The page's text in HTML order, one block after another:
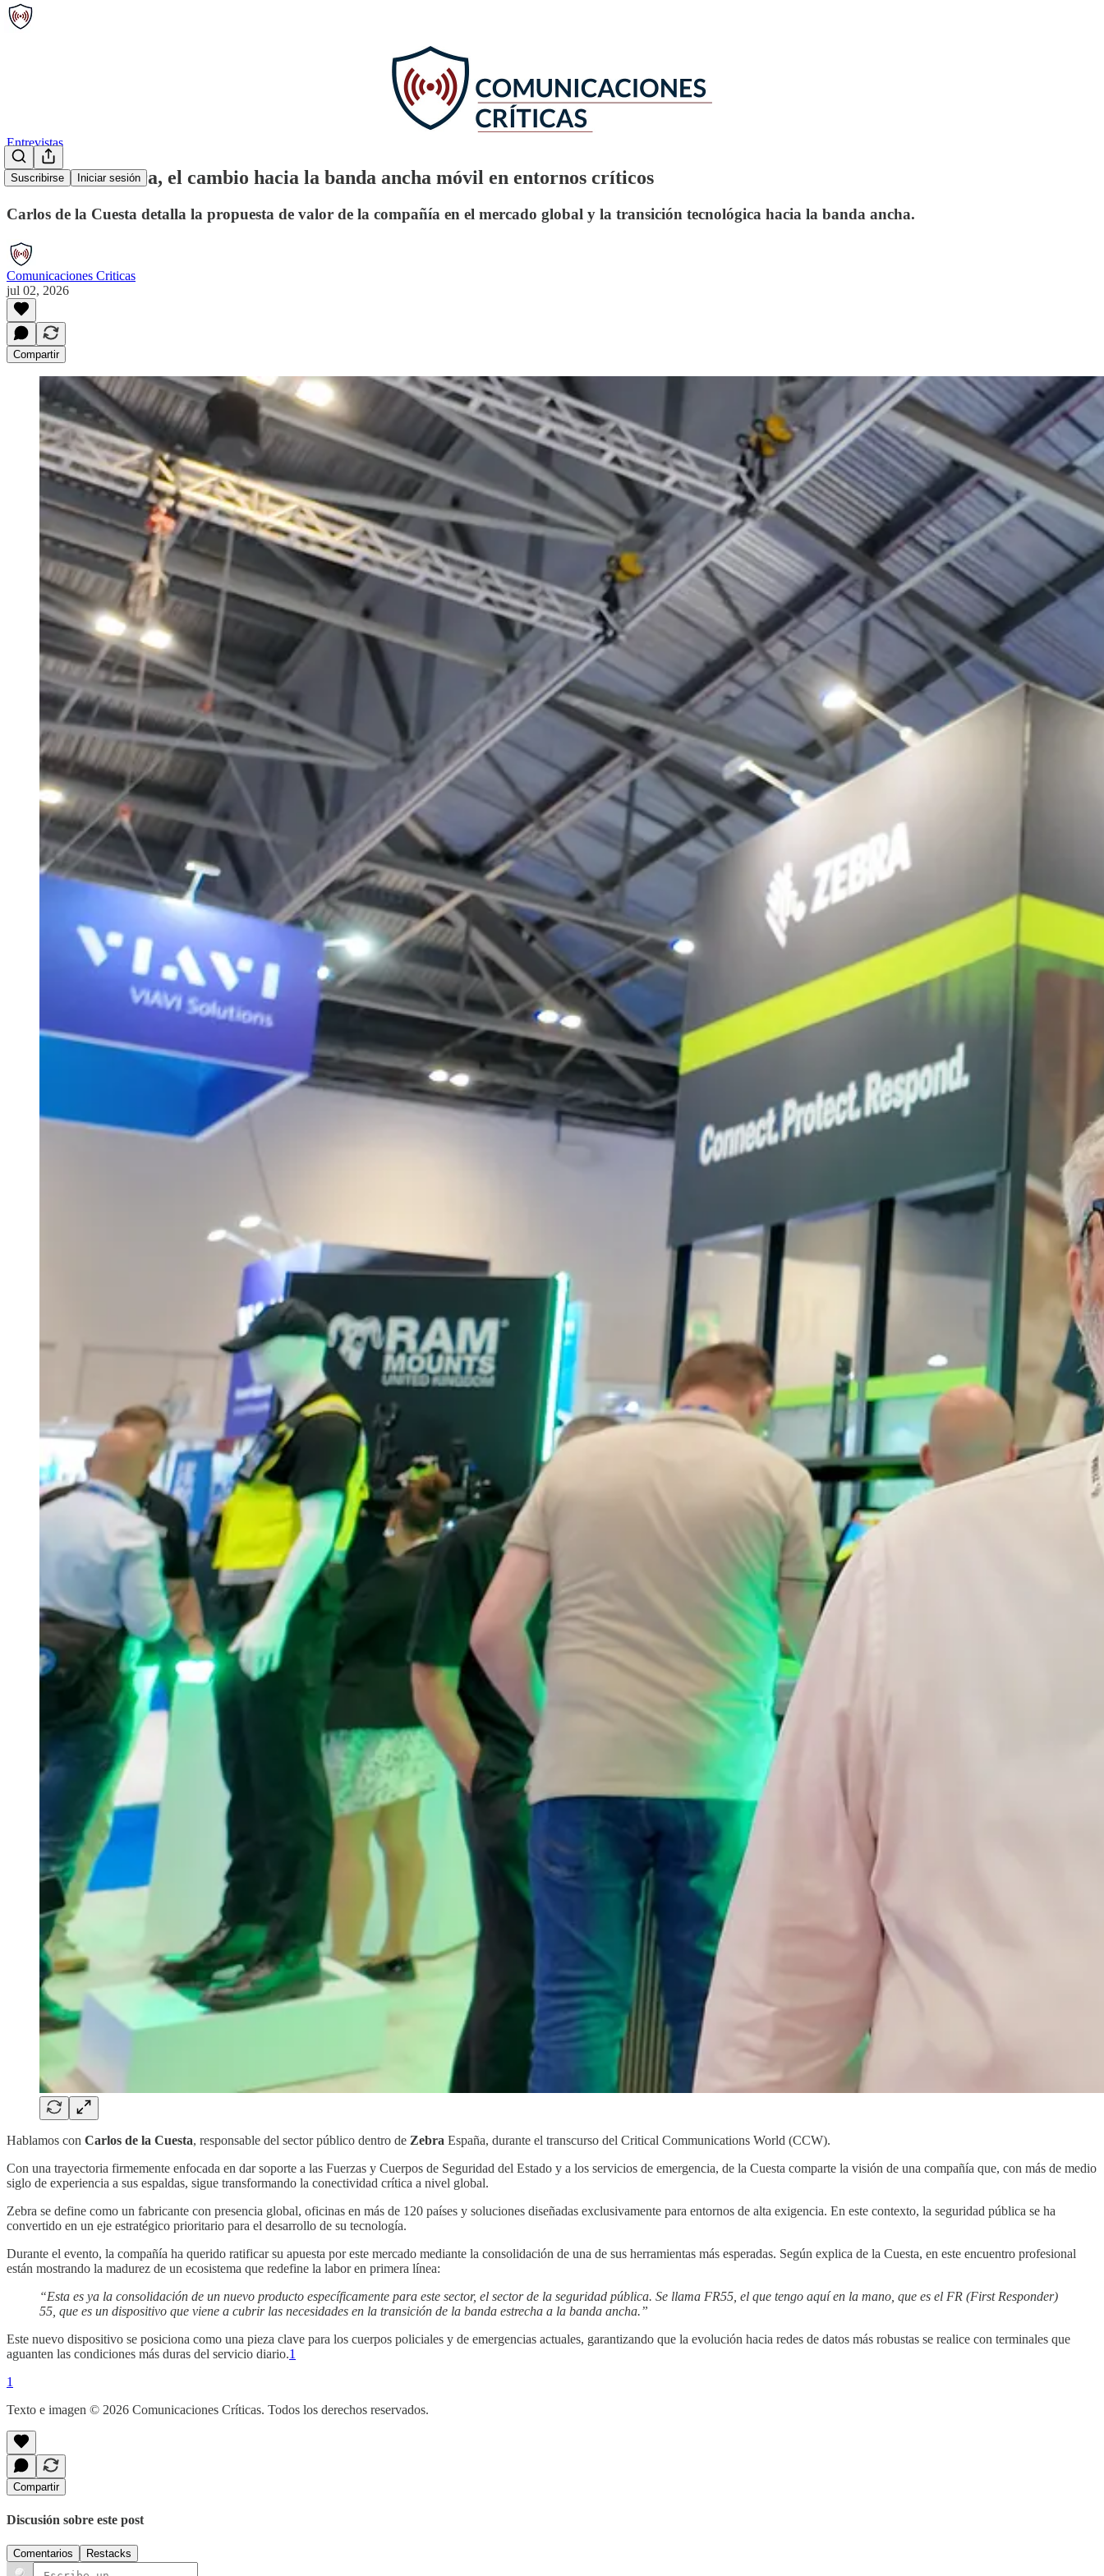
Suscribirse Iniciar sesión
Entrevistas
Entrevista: Zebra, el cambio hacia la banda ancha móvil en entornos críticos
Carlos de la Cuesta detalla la propuesta de valor de la compañía en el mercado global y la transición tecnológica hacia la banda ancha.
Comunicaciones Criticas
jul 02, 2026
Compartir
Hablamos con Carlos de la Cuesta, responsable del sector público dentro de Zebra España, durante el transcurso del Critical Communications World (CCW).
Con una trayectoria firmemente enfocada en dar soporte a las Fuerzas y Cuerpos de Seguridad del Estado y a los servicios de emergencia, de la Cuesta comparte la visión de una compañía que, con más de medio
siglo de experiencia a sus espaldas, sigue transformando la conectividad crítica a nivel global.
Zebra se define como un fabricante con presencia global, oficinas en más de 120 países y soluciones diseñadas exclusivamente para entornos de alta exigencia. En este contexto, la seguridad pública se ha
convertido en un eje estratégico prioritario para el desarrollo de su tecnología.
Durante el evento, la compañía ha querido ratificar su apuesta por este mercado mediante la consolidación de una de sus herramientas más esperadas. Según explica de la Cuesta, en este encuentro profesional
están mostrando la madurez de un ecosistema que redefine la labor en primera línea:
“Esta es ya la consolidación de un nuevo producto específicamente para este sector, el sector de la seguridad pública. Se llama FR55, el que tengo aquí en la mano, que es el FR (First Responder)
55, que es un dispositivo que viene a cubrir las necesidades en la transición de la banda estrecha a la banda ancha.”
Este nuevo dispositivo se posiciona como una pieza clave para los cuerpos policiales y de emergencias actuales, garantizando que la evolución hacia redes de datos más robustas se realice con terminales que
aguanten las condiciones más duras del servicio diario.1
1
Texto e imagen © 2026 Comunicaciones Críticas. Todos los derechos reservados.
Compartir
Discusión sobre este post
Comentarios Restacks